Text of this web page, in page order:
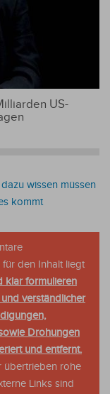
US-
wissen müssen
kommt
den Inhalt liegt
klar formulieren
verständlicher
Drohungen
und entfernt.
übertrieben rohe
Links sind